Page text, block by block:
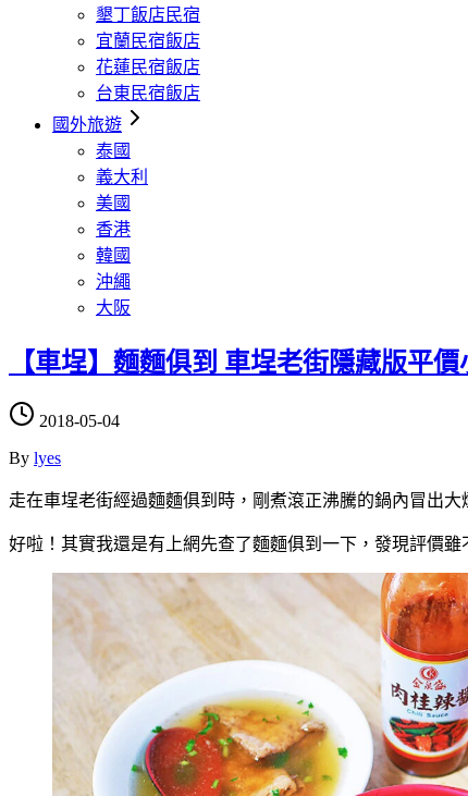
墾丁飯店民宿
宜蘭民宿飯店
花蓮民宿飯店
台東民宿飯店
國外旅遊
泰國
義大利
美國
香港
韓國
沖繩
大阪
【車埕】麵麵俱到 車埕老街隱藏版平
2018-05-04
By lyes
走在車埕老街經過麵麵俱到時，剛煮滾正沸騰的鍋內冒出
好啦！其實我還是有上網先查了麵麵俱到一下，發現評價